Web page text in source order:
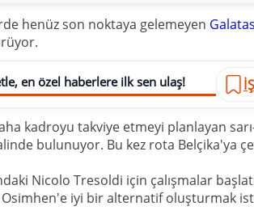
henüz son noktaya gelemeyen
en özel haberlere ilk sen ulaş!
kadroyu takviye etmeyi planlayan
bulunuyor. Bu kez rota Belçika'ya
Nicolo Tresoldi için çalışmalar
iyi bir alternatif oluşturmak